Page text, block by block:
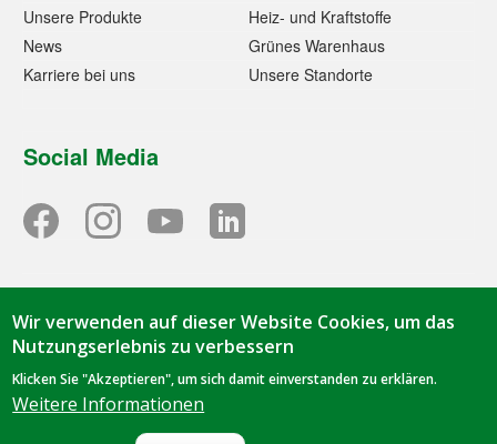
Unsere Produkte
News
Karriere bei uns
Heiz- und Kraftstoffe
Grünes Warenhaus
Unsere Standorte
Social Media
© 2023 - Tihen GmbH & Co. KG | TIBA-Kraftfutter | Oorstraße
1 | 49844 Bawinkel | Tel.
05963 9419-0
info@tiba-
kraftfutter.de
Impressum
Wir verwenden auf dieser Website Cookies, um das
Nutzungserlebnis zu verbessern
Klicken Sie "Akzeptieren", um sich damit einverstanden zu erklären.
Weitere Informationen